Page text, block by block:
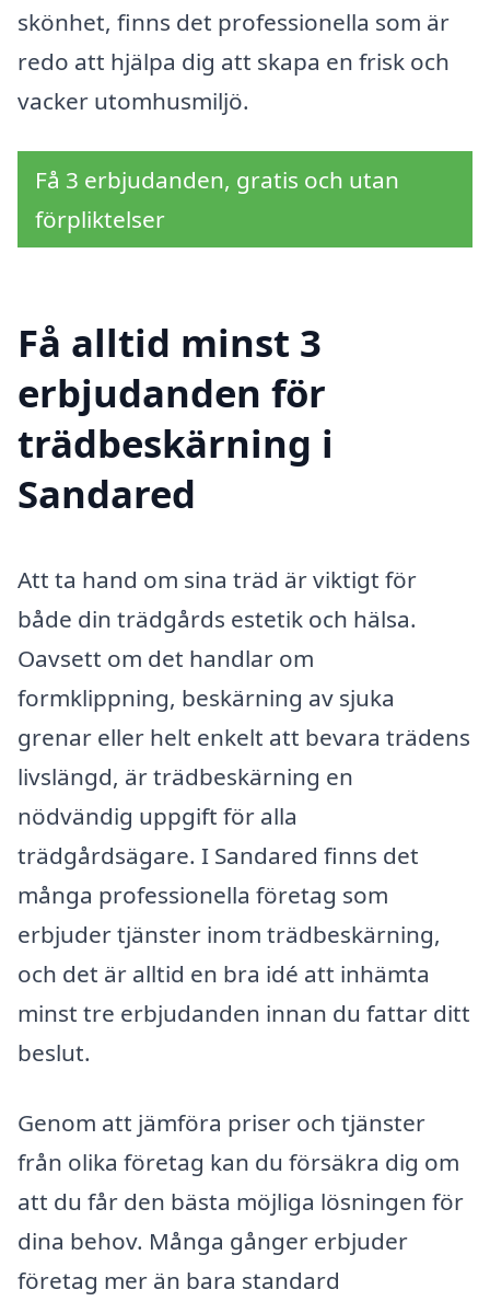
skönhet, finns det professionella som är
redo att hjälpa dig att skapa en frisk och
vacker utomhusmiljö.
Få 3 erbjudanden, gratis och utan
förpliktelser
Få alltid minst 3
erbjudanden för
trädbeskärning i
Sandared
Att ta hand om sina träd är viktigt för
både din trädgårds estetik och hälsa.
Oavsett om det handlar om
formklippning, beskärning av sjuka
grenar eller helt enkelt att bevara trädens
livslängd, är trädbeskärning en
nödvändig uppgift för alla
trädgårdsägare. I Sandared finns det
många professionella företag som
erbjuder tjänster inom trädbeskärning,
och det är alltid en bra idé att inhämta
minst tre erbjudanden innan du fattar ditt
beslut.
Genom att jämföra priser och tjänster
från olika företag kan du försäkra dig om
att du får den bästa möjliga lösningen för
dina behov. Många gånger erbjuder
företag mer än bara standard